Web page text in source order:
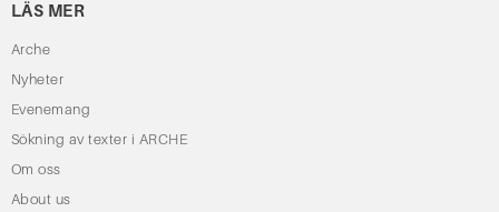
LÄS MER
Arche
Nyheter
Evenemang
Sökning av texter i ARCHE
Om oss
About us